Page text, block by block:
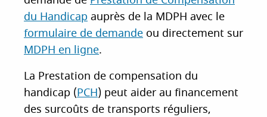
du Handicap auprès de la MDPH avec le
formulaire de demande ou directement sur
MDPH en ligne.
La Prestation de compensation du
handicap (PCH) peut aider au financement
des surcoûts de transports réguliers,